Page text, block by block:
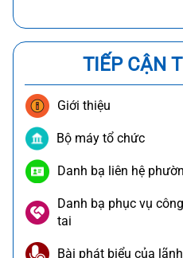
TIẾP CẬN
Giới thiệu
Bộ máy tổ chức
Danh bạ liên hệ
Danh bạ phục vụ
tai
Bài phát biểu của